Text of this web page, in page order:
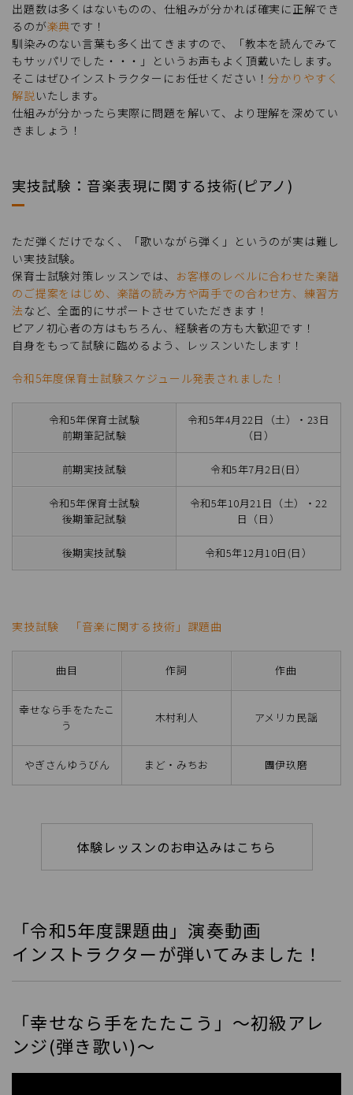
出題数は多くはないものの、仕組みが分かれば確実に正解でき
るのが楽典です！
馴染みのない言葉も多く出てきますので、「教本を読んでみて
もサッパリでした・・・」というお声もよく頂戴いたします。
そこはぜひインストラクターにお任せください！分かりやすく
解説いたします。
仕組みが分かったら実際に問題を解いて、より理解を深めてい
きましょう！
実技試験：音楽表現に関する技術(ピアノ)
ただ弾くだけでなく、「歌いながら弾く」というのが実は難し
い実技試験。
保育士試験対策レッスンでは、
お客様のレベルに合わせた楽譜
のご提案をはじめ、楽譜の読み方や両手での合わせ方、練習方
法 など、全面的にサポートさせていただきます！
ピアノ初心者の方はもちろん、経験者の方も大歓迎です！
自身をもって試験に臨めるよう、レッスンいたします！
令和5年度保育士試験スケジュール発表されました！
令和5年保育士試験
前期筆記試験
令和5年4月22日（土）・23日
（日）
前期実技試験 令和5年7月2日(日）
令和5年保育士試験
後期筆記試験
令和5年10月21日（土）・22
日（日）
後期実技試験 令和5年12月10日(日）
実技試験 「音楽に関する技術」課題曲
曲目 作詞 作曲
幸せなら手をたたこ
う
木村利人 アメリカ民謡
やぎさんゆうびん まど・みちお 團伊玖磨
体験レッスンのお申込みはこちら
「令和5年度課題曲」演奏動画
インストラクターが弾いてみました！
「幸せなら手をたたこう」～初級アレ
ンジ(弾き歌い)～